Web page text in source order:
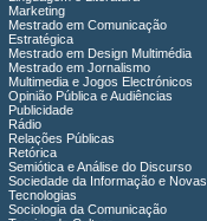
Marketing
Mestrado em Comunicação
Estratégica
Mestrado em Design Multimédia
Mestrado em Jornalismo
Multimedia e Jogos Electrónicos
Opinião Pública e Audiências
Publicidade
Rádio
Relações Públicas
Retórica
Semiótica e Análise do Discurso
Sociedade da Informação e Novas
Tecnologias
Sociologia da Comunicação